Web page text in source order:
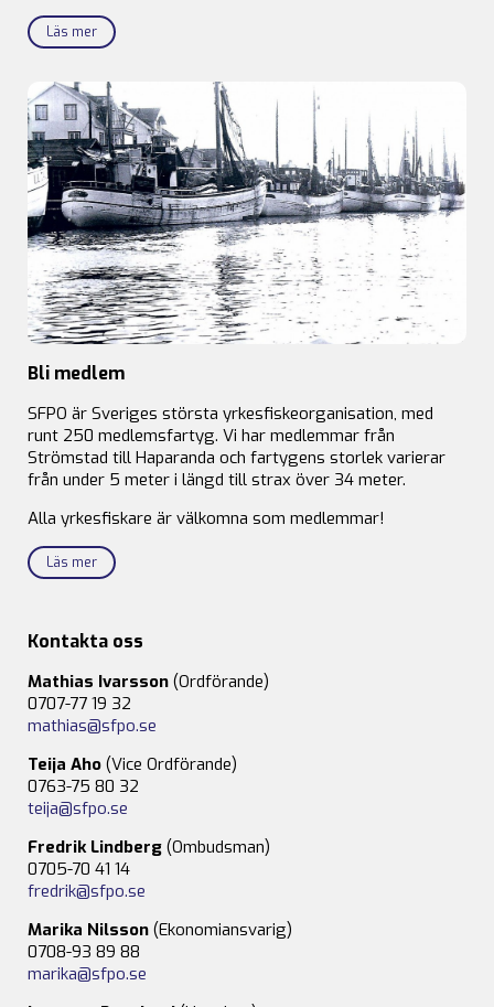
Läs mer
Bli medlem
SFPO är Sveriges största yrkesfiskeorganisation, med
runt 250 medlemsfartyg. Vi har medlemmar från
Strömstad till Haparanda och fartygens storlek varierar
från under 5 meter i längd till strax över 34 meter.
Alla yrkesfiskare är välkomna som medlemmar!
Läs mer
Kontakta oss
Mathias Ivarsson (Ordförande)
0707-77 19 32
mathias@sfpo.se
Teija Aho (Vice Ordförande)
0763-75 80 32
teija@sfpo.se
Fredrik Lindberg (Ombudsman)
0705-70 41 14
fredrik@sfpo.se
Marika Nilsson (Ekonomiansvarig)
0708-93 89 88
marika@sfpo.se